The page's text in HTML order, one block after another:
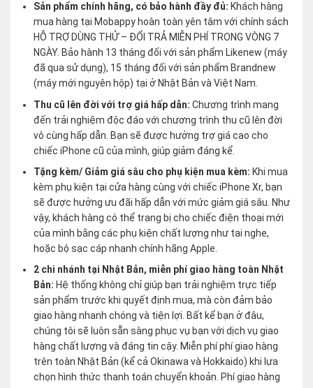
Sản phẩm chính hãng, có bảo hành đầy đủ: Khách hàng
mua hàng tại Mobappy hoàn toàn yên tâm với chính sách
HỖ TRỢ DÙNG THỬ – ĐỔI TRẢ MIỄN PHÍ TRONG VÒNG 7
NGÀY. Bảo hành 13 tháng đối với sản phẩm Likenew (máy
đã qua sử dụng), 15 tháng đối với sản phẩm Brandnew
(máy mới nguyên hộp) tại ở Nhật Bản và Việt Nam.
Thu cũ lên đời với trợ giá hấp dẫn:Chương trình mang
đến trải nghiệm độc đáo với chương trình thu cũ lên đời
vô cùng hấp dẫn. Bạn sẽ được hưởng trợ giá cao cho
chiếc iPhone cũ của mình, giúp giảm đáng kể.
Tặng kèm/ Giảm giá sâu cho phụ kiện mua kèm: Khi mua
kèm phụ kiện tại cửa hàng cùng với chiếc iPhone Xr, bạn
sẽ được hưởng ưu đãi hấp dẫn với mức giảm giá sâu. Như
vậy, khách hàng có thể trang bị cho chiếc điện thoại mới
của mình bằng các phụ kiện chất lượng như tai nghe,
hoặc bộ sạc cáp nhanh chính hãng Apple.
2 chi nhánh tại Nhật Bản, miễn phí giao hàng toàn Nhật
Bản: Hệ thống không chỉ giúp bạn trải nghiệm trực tiếp
sản phẩm trước khi quyết định mua, mà còn đảm bảo
giao hàng nhanh chóng và tiện lợi. Bất kể bạn ở đâu,
chúng tôi sẽ luôn sẵn sàng phục vụ bạn với dịch vụ giao
hàng chất lượng và đáng tin cậy. Miễn phí phí giao hàng
trên toàn Nhật Bản (kể cả Okinawa và Hokkaido) khi lựa
chọn hình thức thanh toán chuyển khoản. Phí giao hàng